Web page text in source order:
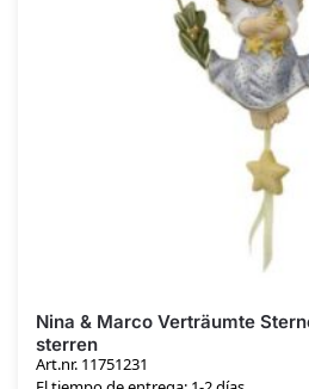
Nina & Marco Verträumte
sterren
Art.nr. 11751231